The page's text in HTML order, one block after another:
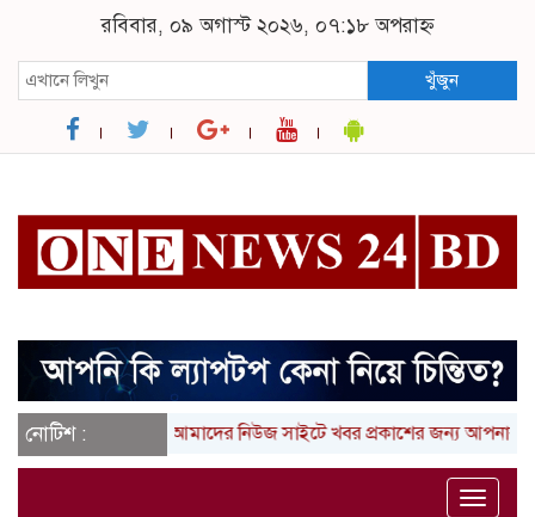
রবিবার, ০৯ অগাস্ট ২০২৬, ০৭:১৮ অপরাহ্ন
খুঁজুন
নোটিশ : আমাদের নিউজ সাইটে খবর প্রকাশের জন্য আপনার লিখা
Toggle